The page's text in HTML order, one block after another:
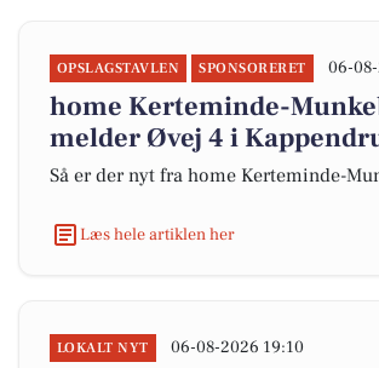
OPSLAGSTAVLEN SPONSORERET 06-
home Kerteminde-
melder Øvej 4 i
Så er der nyt fra home Kerteminde-
Læs hele artiklen her
LOKALT NYT 06-08-2026 19:10